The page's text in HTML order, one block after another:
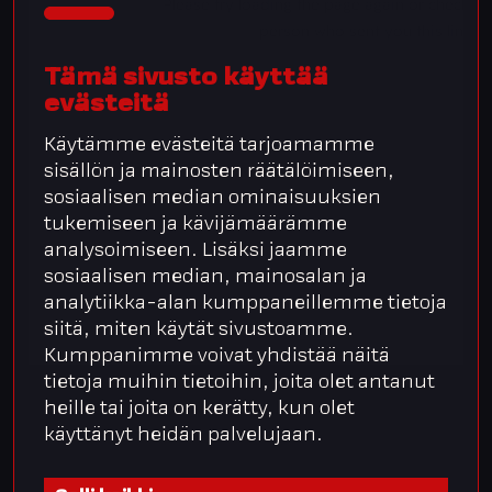
Tämä sivusto käyttää
evästeitä
Käytämme evästeitä tarjoamamme
sisällön ja mainosten räätälöimiseen,
sosiaalisen median ominaisuuksien
tukemiseen ja kävijämäärämme
analysoimiseen. Lisäksi jaamme
sosiaalisen median, mainosalan ja
analytiikka-alan kumppaneillemme tietoja
siitä, miten käytät sivustoamme.
Kumppanimme voivat yhdistää näitä
tietoja muihin tietoihin, joita olet antanut
heille tai joita on kerätty, kun olet
käyttänyt heidän palvelujaan.